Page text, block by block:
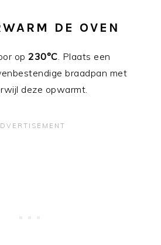
DE OVEN
op230°C . Plaats een
braadpan met
deze opwarmt.